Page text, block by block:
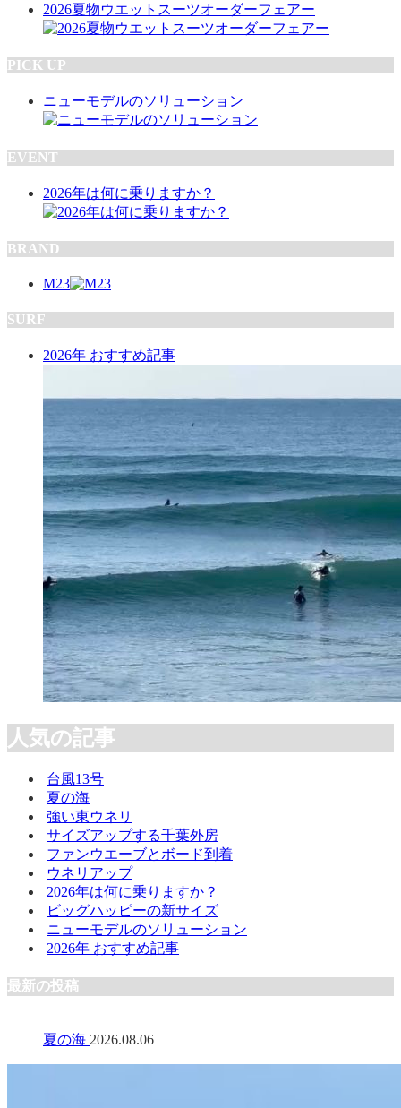
2026夏物ウエットスーツオーダーフェアー
PICK UP
ニューモデルのソリューション
EVENT
2026年は何に乗りますか？
BRAND
M23
SURF
2026年 おすすめ記事
人気の記事
台風13号
夏の海
強い東ウネリ
サイズアップする千葉外房
ファンウエーブとボード到着
ウネリアップ
2026年は何に乗りますか？
ビッグハッピーの新サイズ
ニューモデルのソリューション
2026年 おすすめ記事
最新の投稿
夏の海 2026.08.06